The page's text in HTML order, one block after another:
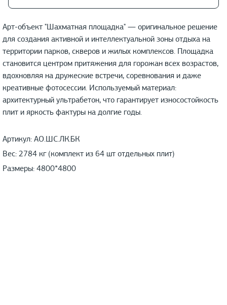
Арт-объект "Шахматная площадка" — оригинальное решение
для создания активной и интеллектуальной зоны отдыха на
территории парков, скверов и жилых комплексов. Площадка
становится центром притяжения для горожан всех возрастов,
вдохновляя на дружеские встречи, соревнования и даже
креативные фотосессии. Используемый материал:
архитектурный ультрабетон, что гарантирует износостойкость
плит и яркость фактуры на долгие годы.
Артикул: АО.ШС.ЛК.БК
Вес: 2784 кг (комплект из 64 шт отдельных плит)
Размеры: 4800*4800